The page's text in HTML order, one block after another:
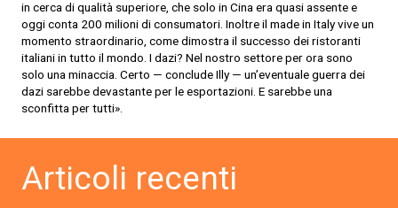
in cerca di qualità superiore, che solo in Cina era quasi assente e
oggi conta 200 milioni di consumatori. Inoltre il made in Italy vive un
momento straordinario, come dimostra il successo dei ristoranti
italiani in tutto il mondo. I dazi? Nel nostro settore per ora sono
solo una minaccia. Certo — conclude Illy — un’eventuale guerra dei
dazi sarebbe devastante per le esportazioni. E sarebbe una
sconfitta per tutti».
Articoli recenti